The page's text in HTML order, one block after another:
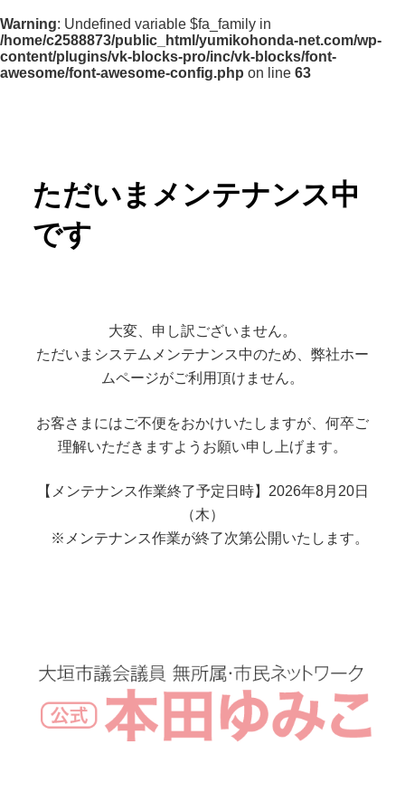
Warning: Undefined variable $fa_family in
/home/c2588873/public_html/yumikohonda-net.com/wp-
content/plugins/vk-blocks-pro/inc/vk-blocks/font-
awesome/font-awesome-config.php on line 63
ただいまメンテナンス中
です
大変、申し訳ございません。
ただいまシステムメンテナンス中のため、弊社ホー
ムページがご利用頂けません。
お客さまにはご不便をおかけいたしますが、何卒ご
理解いただきますようお願い申し上げます。
【メンテナンス作業終了予定日時】2026年8月20日
（木）
※メンテナンス作業が終了次第公開いたします。